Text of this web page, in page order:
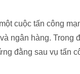
cuộc tấn công
ngân hàng. Trong
đằng sau vụ tấn